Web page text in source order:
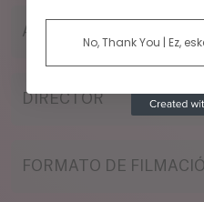
AÑO
DIRECTOR
FORMATO DE
No, Thank You | Ez,